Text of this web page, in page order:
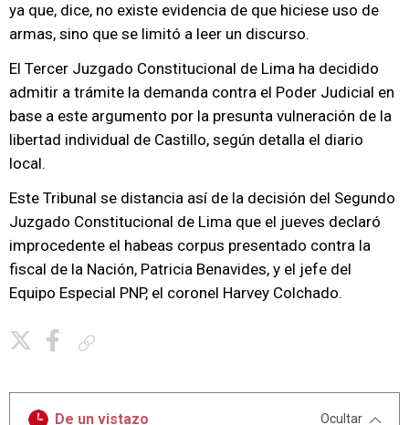
ya que, dice, no existe evidencia de que hiciese uso de
armas, sino que se limitó a leer un discurso.
El Tercer Juzgado Constitucional de Lima ha decidido
admitir a trámite la demanda contra el Poder Judicial en
base a este argumento por la presunta vulneración de la
libertad individual de Castillo, según detalla el diario
local.
Este Tribunal se distancia así de la decisión del Segundo
Juzgado Constitucional de Lima que el jueves declaró
improcedente el habeas corpus presentado contra la
fiscal de la Nación, Patricia Benavides, y el jefe del
Equipo Especial PNP, el coronel Harvey Colchado.
De un vistazo Ocultar